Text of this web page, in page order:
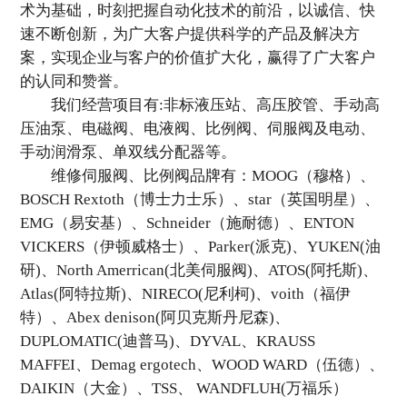
术为基础，时刻把握自动化技术的前沿，以诚信、快
速不断创新，为广大客户提供科学的产品及解决方
案，实现企业与客户的价值扩大化，赢得了广大客户
的认同和赞誉。
我们经营项目有:非标液压站、高压胶管、手动高
压油泵、电磁阀、电液阀、比例阀、伺服阀及电动、
手动润滑泵、单双线分配器等。
维修伺服阀、比例阀品牌有：MOOG（穆格）、
BOSCH Rextoth（博士力士乐）、star（英国明星）、
EMG（易安基）、Schneider（施耐德）、ENTON
VICKERS（伊顿威格士）、Parker(派克)、YUKEN(油
研)、North Amerrican(北美伺服阀)、ATOS(阿托斯)、
Atlas(阿特拉斯)、NIRECO(尼利柯)、voith（福伊
特）、Abex denison(阿贝克斯丹尼森)、
DUPLOMATIC(迪普马)、DYVAL、KRAUSS
MAFFEI、Demag ergotech、WOOD WARD（伍德）、
DAIKIN（大金）、TSS、 WANDFLUH(万福乐）